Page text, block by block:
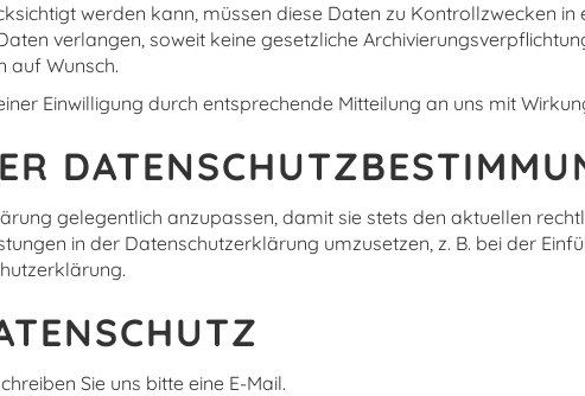
werden kann, müssen diese Daten zu Kontrollzwecken
verlangen, soweit keine gesetzliche
auf Wunsch.
Einwilligung durch entsprechende Mitteilung an uns mit
gelegentlich anzupassen, damit sie stets den aktuellen
in der Datenschutzerklärung umzusetzen, z. B. bei der
Sie uns bitte eine E-Mail.